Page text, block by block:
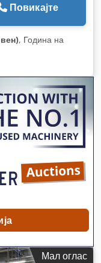
Повикајте
, Година на
Мал оглас